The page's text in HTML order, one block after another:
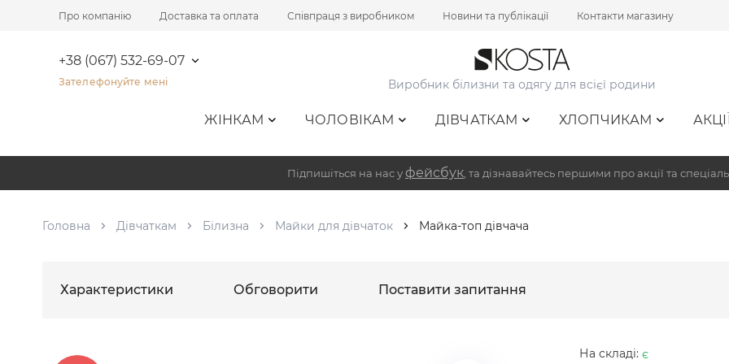
Про компанію Доставка та оплата Співпраця з виробником Новини та публікації Контакти магазину
+38 (067) 532-69-07
Зателефонуйте мені Виробник білизни та одягу для всієї родини
ЖІНКАМ ЧОЛОВІКАМ ДІВЧАТКАМ ХЛОПЧИКАМ
Підпишіться на нас у фейсбук , та дізнавайтесь першими про акції та
Головна Дівчаткам Білизна Майки для дівчаток Майка-топ дівчача
Характеристики Обговорити Поставити запитання
На складі: є